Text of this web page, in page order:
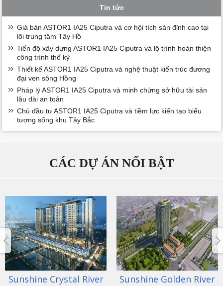
Tin tức
Giá bán ASTOR1 IA25 Ciputra và cơ hội tích sản đỉnh cao tại
lõi trung tâm Tây Hồ
Tiến độ xây dựng ASTOR1 IA25 Ciputra và lộ trình hoàn thiện
công trình thế kỷ
Thiết kế ASTOR1 IA25 Ciputra và nghệ thuật kiến trúc đương
đại ven sông Hồng
Pháp lý ASTOR1 IA25 Ciputra và minh chứng sở hữu tài sản
lâu dài an toàn
Chủ đầu tư ASTOR1 IA25 Ciputra và tiềm lực kiến tạo biểu
tượng sống khu Tây Bắc
CÁC DỰ ÁN NỔI BẬT
Sunshine Golden River Sunshine City